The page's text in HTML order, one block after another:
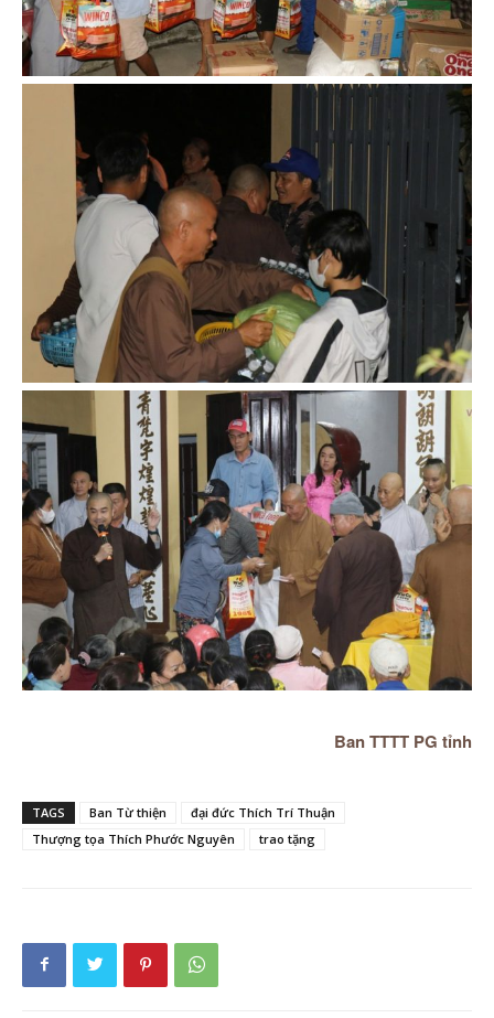
Ban TTTT PG tỉnh
TAGS Ban Từ thiện
đại đức Thích Trí Thuận
Thượng tọa Thích Phước Nguyên
trao tặng